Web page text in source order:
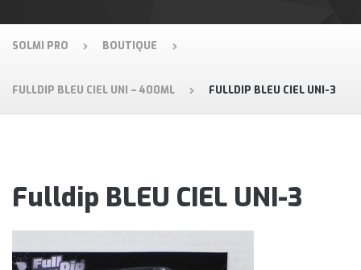
SOLMI PRO BOUTIQUE
FULLDIP BLEU CIEL UNI – 400ML FULLDIP BLEU CIEL UNI-3
Fulldip BLEU CIEL UNI-3